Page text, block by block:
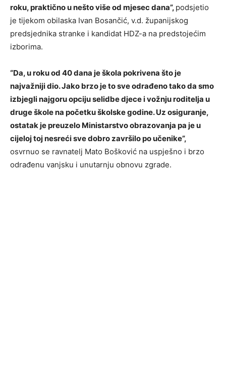
roku, praktično u nešto više od mjesec dana”, podsjetio
je tijekom obilaska Ivan Bosančić, v.d. županijskog
predsjednika stranke i kandidat HDZ-a na predstojećim
izborima.
“Da, u roku od 40 dana je škola pokrivena što je
najvažniji dio. Jako brzo je to sve odrađeno tako da smo
izbjegli najgoru opciju selidbe djece i vožnju roditelja u
druge škole na početku školske godine. Uz osiguranje,
ostatak je preuzelo Ministarstvo obrazovanja pa je u
cijeloj toj nesreći sve dobro završilo po učenike”,
osvrnuo se ravnatelj Mato Bošković na uspješno i brzo
odrađenu vanjsku i unutarnju obnovu zgrade.